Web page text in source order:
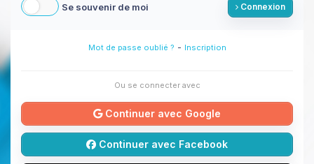
Se souvenir de moi Connexion
Mot de passe oublié ? - Inscription
Ou se connecter avec
Continuer avec Google
Continuer avec Facebook